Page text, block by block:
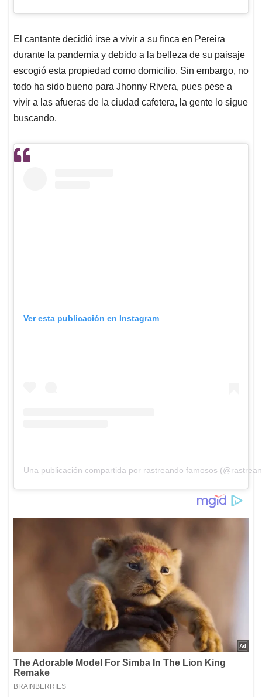
El cantante decidió irse a vivir a su finca en Pereira
durante la pandemia y debido a la belleza de su paisaje
escogió esta propiedad como domicilio. Sin embargo, no
todo ha sido bueno para Jhonny Rivera, pues pese a
vivir a las afueras de la ciudad cafetera, la gente lo sigue
buscando.
Ver esta publicación en Instagram
Una publicación compartida por rastreando famosos